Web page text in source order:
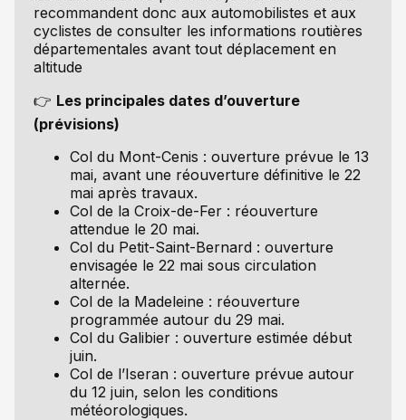
recommandent donc aux automobilistes et aux
cyclistes de consulter les informations routières
départementales avant tout déplacement en
altitude
👉 Les principales dates d’ouverture
(prévisions)
Col du Mont-Cenis : ouverture prévue le 13
mai, avant une réouverture définitive le 22
mai après travaux.
Col de la Croix-de-Fer : réouverture
attendue le 20 mai.
Col du Petit-Saint-Bernard : ouverture
envisagée le 22 mai sous circulation
alternée.
Col de la Madeleine : réouverture
programmée autour du 29 mai.
Col du Galibier : ouverture estimée début
juin.
Col de l’Iseran : ouverture prévue autour
du 12 juin, selon les conditions
météorologiques.